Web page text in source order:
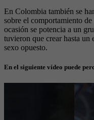
En Colombia también se
sobre el comportamiento
ocasión se potencia a un
tuvieron que crear hasta un
sexo opuesto.
En el siguiente vídeo puede